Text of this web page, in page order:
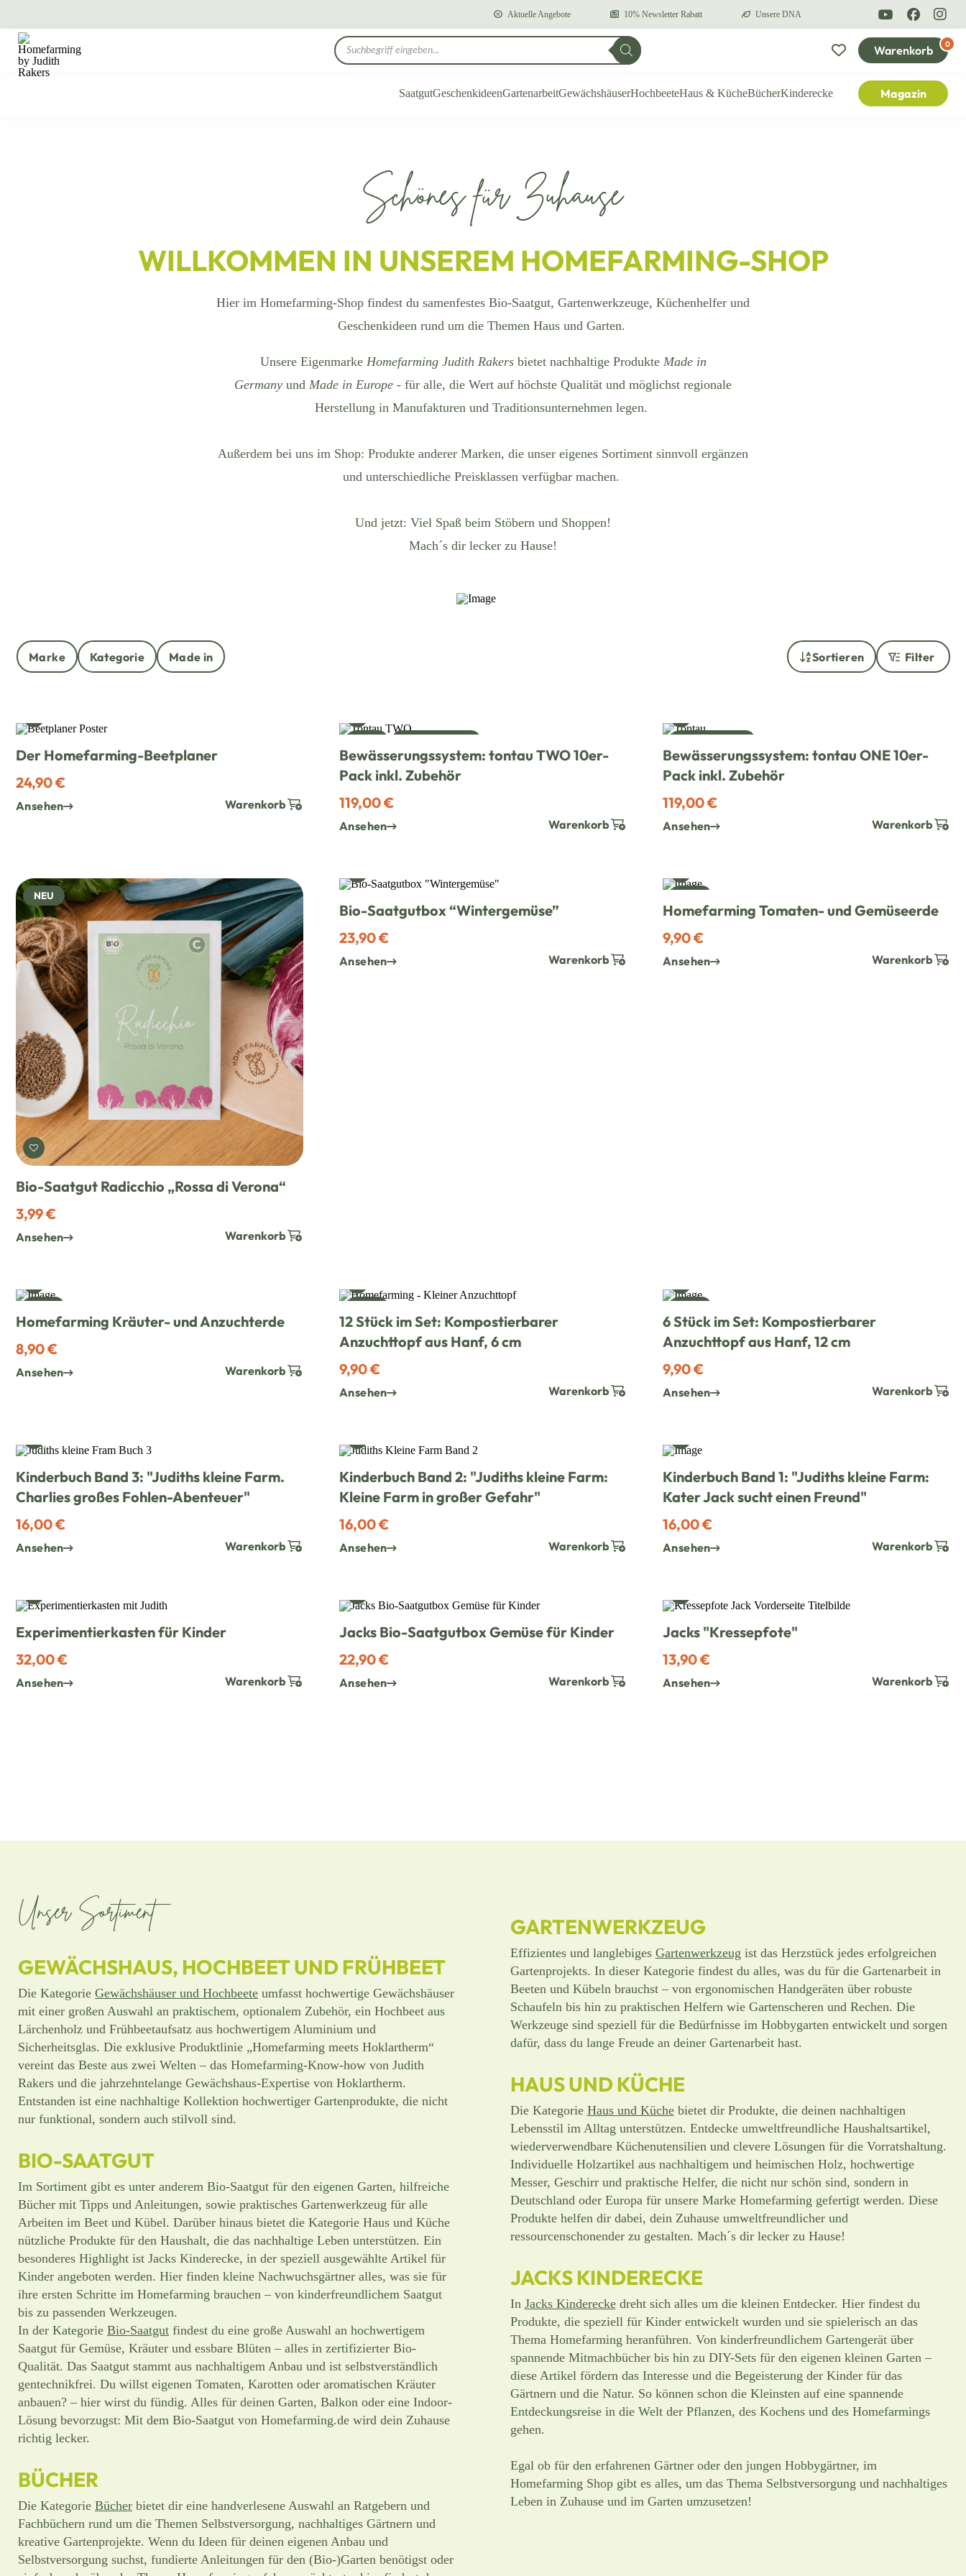
Aktuelle Angebote 10% Newsletter Rabatt Unsere DNA
Products search Warenkorb 0
SaatgutGeschenkideenGartenarbeitGewächshäuserHochbeeteHaus & KücheBücherKinderecke Magazin
Schönes für Zuhause
WILLKOMMEN IN UNSEREM HOMEFARMING-SHOP
Hier im Homefarming-Shop findest du samenfestes Bio-Saatgut, Gartenwerkzeuge, Küchenhelfer und
Geschenkideen rund um die Themen Haus und Garten.
Unsere Eigenmarke Homefarming Judith Rakersbietet nachhaltige Produkte Made in
Germany und Made in Europe - für alle, die Wert auf höchste Qualität und möglichst regionale
Herstellung in Manufakturen und Traditionsunternehmen legen.
Außerdem bei uns im Shop: Produkte anderer Marken, die unser eigenes Sortiment sinnvoll ergänzen
und unterschiedliche Preisklassen verfügbar machen.
Und jetzt: Viel Spaß beim Stöbern und Shoppen!
Mach´s dir lecker zu Hause!
Marke Kategorie Made in Sortieren Filter
WUNSCH HINZUFÜGEN
Der Homefarming-Beetplaner
24,90 €
Ansehen Warenkorb
WUNSCH HINZUFÜGEN
Bewässerungssystem: tontau TWO 10er-
Pack inkl. Zubehör
119,00 €
Ansehen Warenkorb
WUNSCH HINZUFÜGEN
Bewässerungssystem: tontau ONE 10er-
Pack inkl. Zubehör
119,00 €
Ansehen Warenkorb
NEU
WUNSCH HINZUFÜGEN
Bio-Saatgut Radicchio „Rossa di Verona“
3,99 €
Ansehen Warenkorb
WUNSCH HINZUFÜGEN
Bio-Saatgutbox “Wintergemüse”
23,90 €
Ansehen Warenkorb
WUNSCH HINZUFÜGEN
Homefarming Tomaten- und Gemüseerde
9,90 €
Ansehen Warenkorb
WUNSCH HINZUFÜGEN
Homefarming Kräuter- und Anzuchterde
8,90 €
Ansehen Warenkorb
WUNSCH HINZUFÜGEN
12 Stück im Set: Kompostierbarer
Anzuchttopf aus Hanf, 6 cm
9,90 €
Ansehen Warenkorb
WUNSCH HINZUFÜGEN
6 Stück im Set: Kompostierbarer
Anzuchttopf aus Hanf, 12 cm
9,90 €
Ansehen Warenkorb
WUNSCH HINZUFÜGEN
Kinderbuch Band 3: "Judiths kleine Farm.
Charlies großes Fohlen-Abenteuer"
16,00 €
Ansehen Warenkorb
WUNSCH HINZUFÜGEN
Kinderbuch Band 2: "Judiths kleine Farm:
Kleine Farm in großer Gefahr"
16,00 €
Ansehen Warenkorb
WUNSCH HINZUFÜGEN
Kinderbuch Band 1: "Judiths kleine Farm:
Kater Jack sucht einen Freund"
16,00 €
Ansehen Warenkorb
WUNSCH HINZUFÜGEN
Experimentierkasten für Kinder
32,00 €
Ansehen Warenkorb
WUNSCH HINZUFÜGEN
Jacks Bio-Saatgutbox Gemüse für Kinder
22,90 €
Ansehen Warenkorb
WUNSCH HINZUFÜGEN
Jacks "Kressepfote"
13,90 €
Ansehen Warenkorb
Unser Sortiment
GEWÄCHSHAUS, HOCHBEET UND FRÜHBEET
Die Kategorie Gewächshäuser und Hochbeete umfasst hochwertige Gewächshäuser
mit einer großen Auswahl an praktischem, optionalem Zubehör, ein Hochbeet aus
Lärchenholz und Frühbeetaufsatz aus hochwertigem Aluminium und
Sicherheitsglas. Die exklusive Produktlinie „Homefarming meets Hoklartherm“
vereint das Beste aus zwei Welten – das Homefarming-Know-how von Judith
Rakers und die jahrzehntelange Gewächshaus-Expertise von Hoklartherm.
Entstanden ist eine nachhaltige Kollektion hochwertiger Gartenprodukte, die nicht
nur funktional, sondern auch stilvoll sind.
BIO-SAATGUT
Im Sortiment gibt es unter anderem Bio-Saatgut für den eigenen Garten, hilfreiche
Bücher mit Tipps und Anleitungen, sowie praktisches Gartenwerkzeug für alle
Arbeiten im Beet und Kübel. Darüber hinaus bietet die Kategorie Haus und Küche
nützliche Produkte für den Haushalt, die das nachhaltige Leben unterstützen. Ein
besonderes Highlight ist Jacks Kinderecke, in der speziell ausgewählte Artikel für
Kinder angeboten werden. Hier finden kleine Nachwuchsgärtner alles, was sie für
ihre ersten Schritte im Homefarming brauchen – von kinderfreundlichem Saatgut
bis zu passenden Werkzeugen.
In der Kategorie Bio-Saatgut findest du eine große Auswahl an hochwertigem
Saatgut für Gemüse, Kräuter und essbare Blüten – alles in zertifizierter Bio-
Qualität. Das Saatgut stammt aus nachhaltigem Anbau und ist selbstverständlich
gentechnikfrei. Du willst eigenen Tomaten, Karotten oder aromatischen Kräuter
anbauen? – hier wirst du fündig. Alles für deinen Garten, Balkon oder eine Indoor-
Lösung bevorzugst: Mit dem Bio-Saatgut von Homefarming.de wird dein Zuhause
richtig lecker.
BÜCHER
Die Kategorie Bücher bietet dir eine handverlesene Auswahl an Ratgebern und
Fachbüchern rund um die Themen Selbstversorgung, nachhaltiges Gärtnern und
kreative Gartenprojekte. Wenn du Ideen für deinen eigenen Anbau und
Selbstversorgung suchst, fundierte Anleitungen für den (Bio-)Garten benötigst oder
GARTENWERKZEUG
Effizientes und langlebiges Gartenwerkzeug ist das Herzstück jedes erfolgreichen
Gartenprojekts. In dieser Kategorie findest du alles, was du für die Gartenarbeit in
Beeten und Kübeln brauchst – von ergonomischen Handgeräten über robuste
Schaufeln bis hin zu praktischen Helfern wie Gartenscheren und Rechen. Die
Werkzeuge sind speziell für die Bedürfnisse im Hobbygarten entwickelt und sorgen
dafür, dass du lange Freude an deiner Gartenarbeit hast.
HAUS UND KÜCHE
Die Kategorie Haus und Küchebietet dir Produkte, die deinen nachhaltigen
Lebensstil im Alltag unterstützen. Entdecke umweltfreundliche Haushaltsartikel,
wiederverwendbare Küchenutensilien und clevere Lösungen für die Vorratshaltung.
Individuelle Holzartikel aus nachhaltigem und heimischen Holz, hochwertige
Messer, Geschirr und praktische Helfer, die nicht nur schön sind, sondern in
Deutschland oder Europa für unsere Marke Homefarming gefertigt werden. Diese
Produkte helfen dir dabei, dein Zuhause umweltfreundlicher und
ressourcenschonender zu gestalten. Mach´s dir lecker zu Hause!
JACKS KINDERECKE
In Jacks Kinderecke dreht sich alles um die kleinen Entdecker. Hier findest du
Produkte, die speziell für Kinder entwickelt wurden und sie spielerisch an das
Thema Homefarming heranführen. Von kinderfreundlichem Gartengerät über
spannende Mitmachbücher bis hin zu DIY-Sets für den eigenen kleinen Garten –
diese Artikel fördern das Interesse und die Begeisterung der Kinder für das
Gärtnern und die Natur. So können schon die Kleinsten auf eine spannende
Entdeckungsreise in die Welt der Pflanzen, des Kochens und des Homefarmings
gehen.
Egal ob für den erfahrenen Gärtner oder den jungen Hobbygärtner, im
Homefarming Shop gibt es alles, um das Thema Selbstversorgung und nachhaltiges
Leben in Zuhause und im Garten umzusetzen!